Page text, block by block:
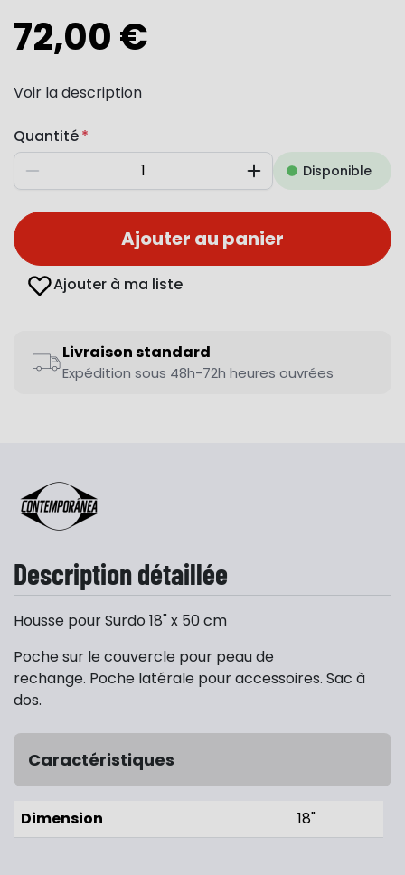
72,00 €
Voir la description
Quantité
Diminuer AugmenterDisponible
Ajouter au panier
Ajouter à ma liste
Livraison standard
Expédition sous 48h-72h heures ouvrées
Description détaillée
Housse pour Surdo 18" x 50 cm
Poche sur le couvercle pour peau de
rechange. Poche latérale pour accessoires. Sac à
dos.
Caractéristiques
Dimension 18"